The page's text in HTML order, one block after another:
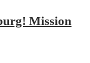
Mission